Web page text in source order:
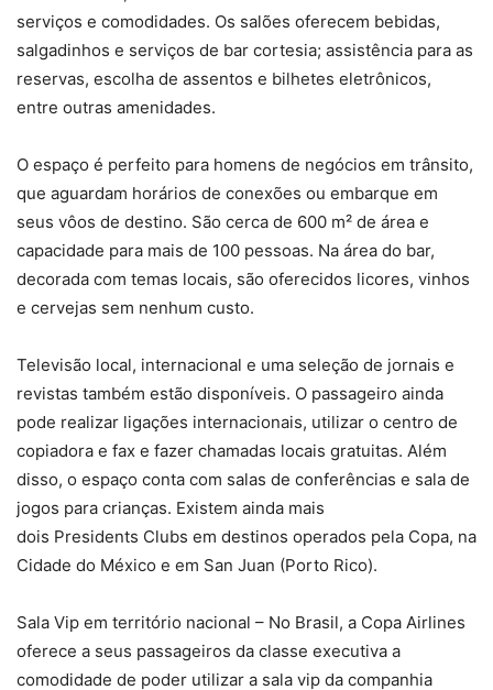
serviços e comodidades. Os salões oferecem bebidas,
salgadinhos e serviços de bar cortesia; assistência para as
reservas, escolha de assentos e bilhetes eletrônicos,
entre outras amenidades.
O espaço é perfeito para homens de negócios em trânsito,
que aguardam horários de conexões ou embarque em
seus vôos de destino. São cerca de 600 m² de área e
capacidade para mais de 100 pessoas. Na área do bar,
decorada com temas locais, são oferecidos licores, vinhos
e cervejas sem nenhum custo.
Televisão local, internacional e uma seleção de jornais e
revistas também estão disponíveis. O passageiro ainda
pode realizar ligações internacionais, utilizar o centro de
copiadora e fax e fazer chamadas locais gratuitas. Além
disso, o espaço conta com salas de conferências e sala de
jogos para crianças. Existem ainda mais
dois Presidents Clubs em destinos operados pela Copa, na
Cidade do México e em San Juan (Porto Rico).
Sala Vip em território nacional – No Brasil, a Copa Airlines
oferece a seus passageiros da classe executiva a
comodidade de poder utilizar a sala vip da companhia